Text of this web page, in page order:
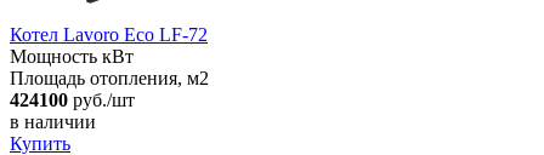
Котел Lavoro Eco LF-72
Мощность кВт
Площадь отопления, м2
424100 руб./шт
в наличии
Купить